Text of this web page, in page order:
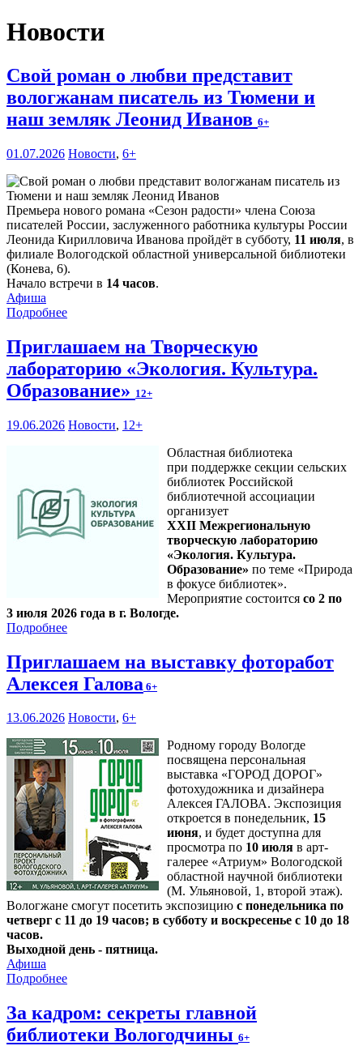
Новости
Свой роман о любви представит
вологжанам писатель из Тюмени и
наш земляк Леонид Иванов 6+
01.07.2026 Новости, 6+
Премьера нового романа «Сезон радости» члена Союза
писателей России, заслуженного работника культуры России
Леонида Кирилловича Иванова пройдёт в субботу, 11 июля, в
филиале Вологодской областной универсальной библиотеки
(Конева, 6).
Начало встречи в 14 часов.
Афиша
Подробнее
Приглашаем на Творческую
лабораторию «Экология. Культура.
Образование» 12+
19.06.2026 Новости, 12+
Областная библиотека
при поддержке секции сельских
библиотек Российской
библиотечной ассоциации
организует
XXII Межрегиональную
творческую лабораторию
«Экология. Культура.
Образование» по теме «Природа
в фокусе библиотек».
Мероприятие состоится со 2 по
3 июля 2026 года в г. Вологде.
Подробнее
Приглашаем на выставку фоторабот
Алексея Галова 6+
13.06.2026 Новости, 6+
Родному городу Вологде
посвящена персональная
выставка «ГОРОД ДОРОГ»
фотохудожника и дизайнера
Алексея ГАЛОВА. Экспозиция
откроется в понедельник, 15
июня, и будет доступна для
просмотра по 10 июля в арт-
галерее «Атриум» Вологодской
областной научной библиотеки
(М. Ульяновой, 1, второй этаж).
Вологжане смогут посетить экспозицию с понедельника по
четверг с 11 до 19 часов; в субботу и воскресенье с 10 до 18
часов.
Выходной день - пятница.
Афиша
Подробнее
За кадром: секреты главной
библиотеки Вологодчины 6+